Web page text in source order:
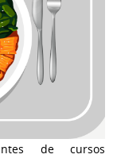
de cursos